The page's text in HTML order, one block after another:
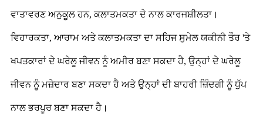
ਵਾਤਾਵਰਣ ਅਨੁਕੂਲ ਹਨ, ਕਲਾਤਮਕਤਾ ਦੇ ਨਾਲ ਕਾਰਜਸ਼ੀਲਤਾ।
ਵਿਹਾਰਕਤਾ, ਆਰਾਮ ਅਤੇ ਕਲਾਤਮਕਤਾ ਦਾ ਸਹਿਜ ਸੁਮੇਲ ਯਕੀਨੀ ਤੌਰ 'ਤੇ
ਖਪਤਕਾਰਾਂ ਦੇ ਘਰੇਲੂ ਜੀਵਨ ਨੂੰ ਅਮੀਰ ਬਣਾ ਸਕਦਾ ਹੈ, ਉਨ੍ਹਾਂ ਦੇ ਘਰੇਲੂ
ਜੀਵਨ ਨੂੰ ਮਜ਼ੇਦਾਰ ਬਣਾ ਸਕਦਾ ਹੈ ਅਤੇ ਉਨ੍ਹਾਂ ਦੀ ਬਾਹਰੀ ਜ਼ਿੰਦਗੀ ਨੂੰ ਧੁੱਪ
ਨਾਲ ਭਰਪੂਰ ਬਣਾ ਸਕਦਾ ਹੈ।